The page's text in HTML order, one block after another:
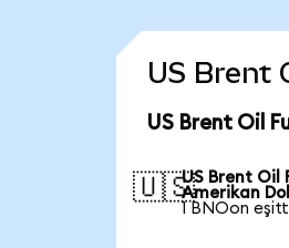
US Brent
US Brent Oil
🇺🇸US Brent Oil
Amerikan
1 BNOon